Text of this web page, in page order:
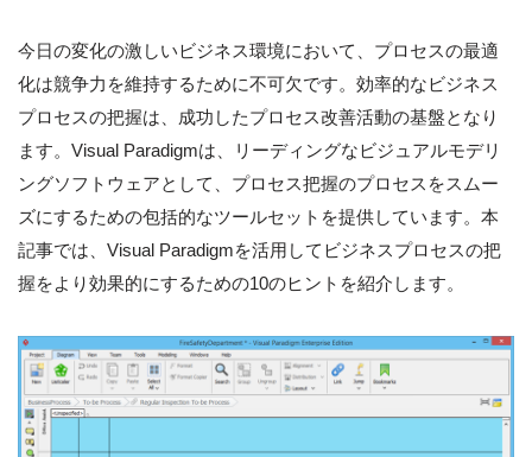
今日の変化の激しいビジネス環境において、プロセスの最適
化は競争力を維持するために不可欠です。効率的なビジネス
プロセスの把握は、成功したプロセス改善活動の基盤となり
ます。Visual Paradigmは、リーディングなビジュアルモデリ
ングソフトウェアとして、プロセス把握のプロセスをスムー
ズにするための包括的なツールセットを提供しています。本
記事では、Visual Paradigmを活用してビジネスプロセスの把
握をより効果的にするための10のヒントを紹介します。